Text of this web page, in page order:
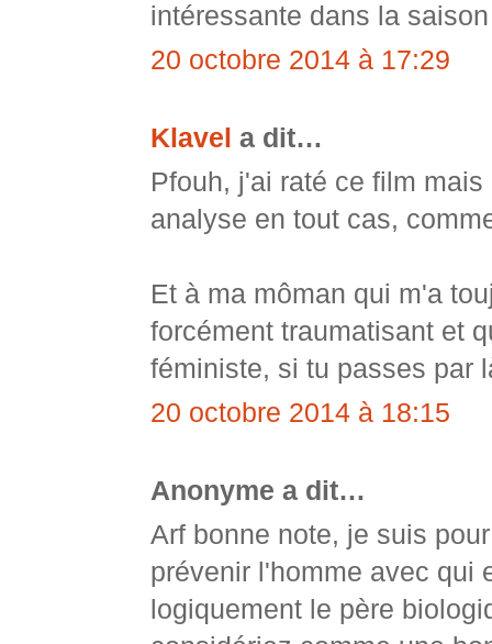
intéressante dans la
20 octobre 2014 à 17:29
Klavel a dit…
Pfouh, j'ai raté ce film
analyse en tout cas,
Et à ma môman qui m'a
forcément traumatisant et
féministe, si tu passes par
20 octobre 2014 à 18:15
Anonyme a dit…
Arf bonne note, je suis
prévenir l'homme avec qui
logiquement le père